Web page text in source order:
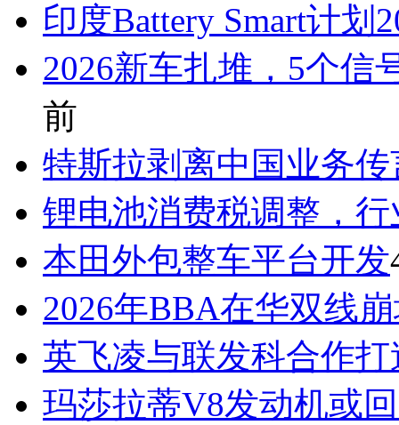
印度Battery Smart计划
2026新车扎堆，5个信
前
特斯拉剥离中国业务
锂电池消费税调整，
本田外包整车平台开发
2026年BBA在华双线
英飞凌与联发科合作
玛莎拉蒂V8发动机或